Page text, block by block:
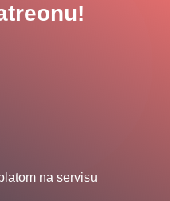
na servisu